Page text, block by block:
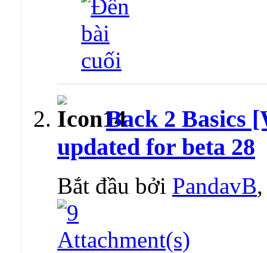
Back 2 Basics
updated for beta 28
Bắt đầu bởi PandavB